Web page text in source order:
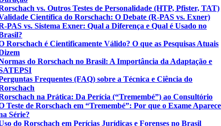
vs. Outros Testes de Personalidade (HTP, Pfister, TAT)
Científica do Rorschach: O Debate (R-PAS vs. Exner)
PAS vs. Sistema Exner: Qual a Diferença e Qual é Usado no
Rorschach é Cientificamente Válido? O que as Pesquisas Atuais
do Rorschach no Brasil: A Importância da Adaptação e
Frequentes (FAQ) sobre a Técnica e Ciência do
na Prática: Da Perícia (“Tremembé”) ao Consultório
Teste de Rorschach em “Tremembé”: Por que o Exame Aparece
Série?
do Rorschach em Perícias Jurídicas e Forenses no Brasil